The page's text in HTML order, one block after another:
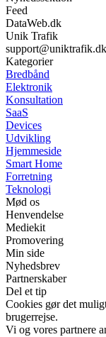
Feed
DataWeb.dk
Unik Trafik
support@uniktrafik.dk
Kategorier
Bredbånd
Elektronik
Konsultation
SaaS
Devices
Udvikling
Hjemmeside
Smart Home
Forretning
Teknologi
Mød os
Henvendelse
Mediekit
Promovering
Min side
Nyhedsbrev
Partnerskaber
Del et tip
Cookies gør det
brugerrejse.
Vi og vores partnere